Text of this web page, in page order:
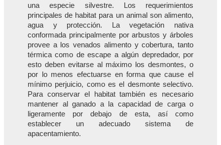
una especie silvestre. Los requerimientos
principales de habitat para un animal son alimento,
agua y protección. La vegetación nativa
conformada principalmente por arbustos y árboles
provee a los venados alimento y cobertura, tanto
térmica como de escape a algún depredador, por
esto deben evitarse al máximo los desmontes, o
por lo menos efectuarse en forma que cause el
mínimo perjuicio, como es el desmonte selectivo.
Para conservar el habitat también es necesario
mantener al ganado a la capacidad de carga o
ligeramente por debajo de esta, así como
establecer un adecuado sistema de
apacentamiento.